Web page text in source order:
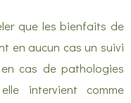
que les bienfaits de
en aucun cas un suivi
cas de pathologies
intervient comme